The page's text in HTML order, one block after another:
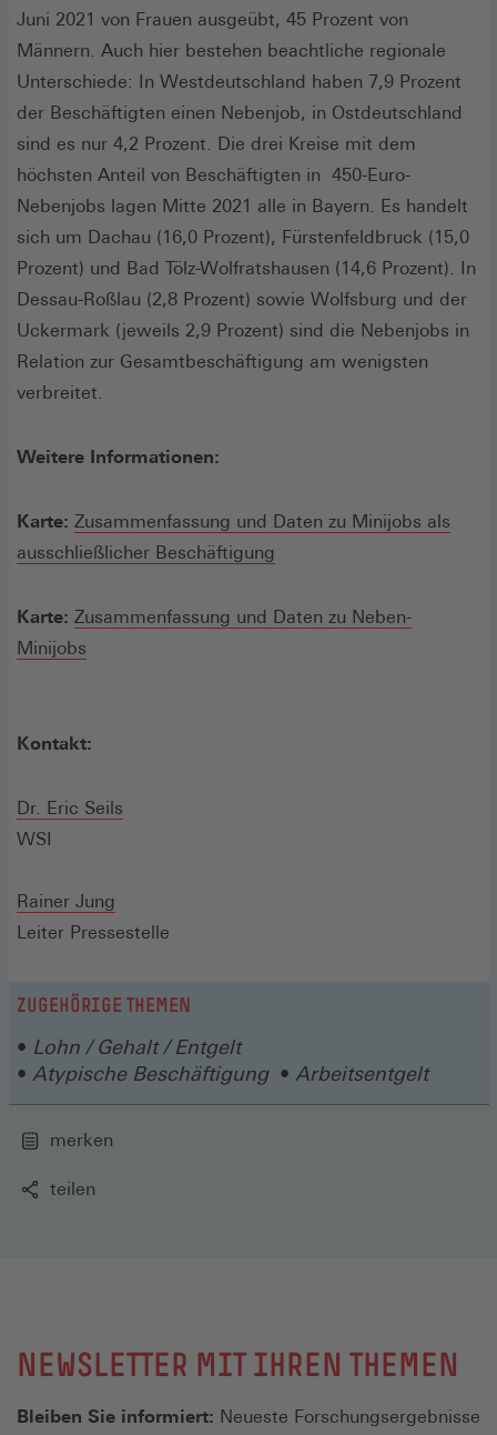
Juni 2021 von Frauen ausgeübt, 45 Prozent von
Männern. Auch hier bestehen beachtliche regionale
Unterschiede: In Westdeutschland haben 7,9 Prozent
der Beschäftigten einen Nebenjob, in Ostdeutschland
sind es nur 4,2 Prozent. Die drei Kreise mit dem
höchsten Anteil von Beschäftigten in 450-Euro-
Nebenjobs lagen Mitte 2021 alle in Bayern. Es handelt
sich um Dachau (16,0 Prozent), Fürstenfeldbruck (15,0
Prozent) und Bad Tölz-Wolfratshausen (14,6 Prozent). In
Dessau-Roßlau (2,8 Prozent) sowie Wolfsburg und der
Uckermark (jeweils 2,9 Prozent) sind die Nebenjobs in
Relation zur Gesamtbeschäftigung am wenigsten
verbreitet.
Weitere Informationen:
Karte: Zusammenfassung und Daten zu Minijobs als
ausschließlicher Beschäftigung
Karte: Zusammenfassung und Daten zu Neben-
Minijobs
Kontakt:
Dr. Eric Seils
WSI
Rainer Jung
Leiter Pressestelle
ZUGEHÖRIGE THEMEN
Lohn / Gehalt / Entgelt
Atypische Beschäftigung
Arbeitsentgelt
merken
teilen
NEWSLETTER MIT IHREN THEMEN
Bleiben Sie informiert: Neueste Forschungsergebnisse